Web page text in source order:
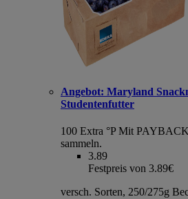
Angebot: Maryland
Studentenfutter
100 Extra °P Mit
sammeln.
3.89
Festpreis von 3.89€
versch. Sorten, 250/275g